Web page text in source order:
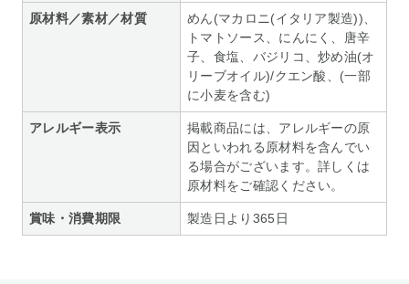
原材料／素材／材質
めん(マカロニ(イタリア製造))、
トマトソース、にんにく、唐辛
子、食塩、バジリコ、炒め油(オ
リーブオイル)/クエン酸、(一部
に小麦を含む)
アレルギー表示
掲載商品には、アレルギーの原
因といわれる原材料を含んでい
る場合がございます。詳しくは
原材料をご確認ください。
賞味・消費期限 製造日より365日